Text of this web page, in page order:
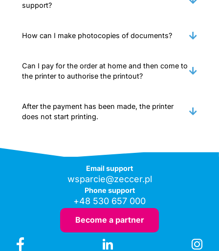
support?
How can I make photocopies of documents?
Can I pay for the order at home and then come to
the printer to authorise the printout?
After the payment has been made, the printer
does not start printing.
Email support
wsparcie@zeccer.pl
Phone support
+48 530 657 000
Become a partner